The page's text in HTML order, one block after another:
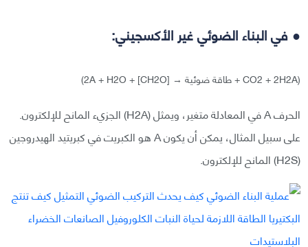
● في البناء الضوئي غير الأكسجيني:
(CO2 + 2H2A + طاقة ضوئية → [CH2O] + 2A + H2O)
الحرف A في المعادلة متغير، ويمثل (H2A) الجزيء المانح للإلكترون.
على سبيل المثال، يمكن أن يكون A هو الكبريت في كبريتيد الهيدروجين
(H2S) المانح للإلكترون.